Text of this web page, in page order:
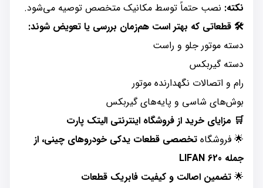
نکته: نصب حتماً توسط مکانیک متخصص توصیه می‌شود.
🛠️ قطعاتی که بهتر است هم‌زمان بررسی یا تعویض شوند:
دسته موتور جلو و راست
دسته گیربکس
رام و اتصالات نگهدارنده موتور
بوش‌های شاسی و پایه‌های گیربکس
🛒 مزایای خرید از فروشگاه اینترنتی الیتک پارت
🌟 فروشگاه تخصصی قطعات یدکی خودروهای چینی، از
جمله LIFAN 620
🌟 تضمین اصالت و کیفیت فابریک قطعات